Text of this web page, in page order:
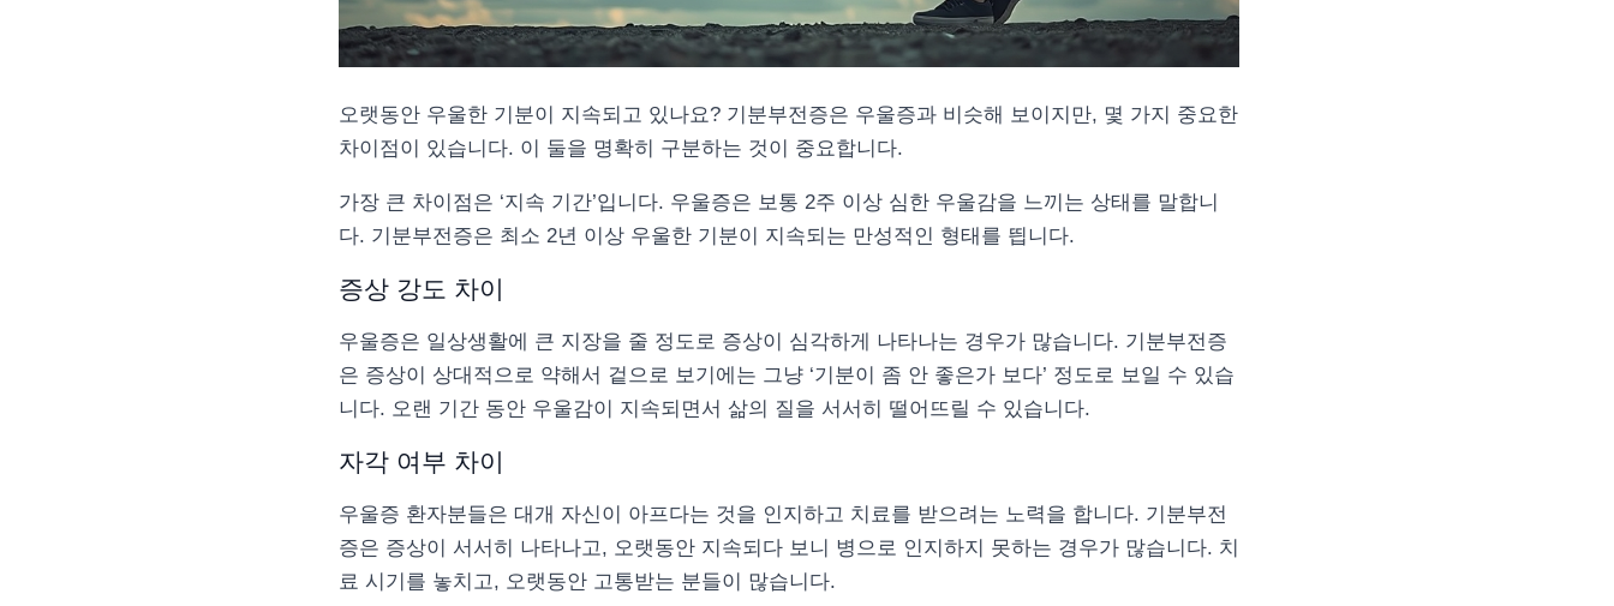
오랫동안 우울한 기분이 지속되고 있나요? 기분부전증은 우울증과 비슷해 보이지만, 몇 가지 중요한
차이점이 있습니다. 이 둘을 명확히 구분하는 것이 중요합니다.
가장 큰 차이점은 ‘지속 기간’입니다. 우울증은 보통 2주 이상 심한 우울감을 느끼는 상태를 말합니
다. 기분부전증은 최소 2년 이상 우울한 기분이 지속되는 만성적인 형태를 띕니다.
증상 강도 차이
우울증은 일상생활에 큰 지장을 줄 정도로 증상이 심각하게 나타나는 경우가 많습니다. 기분부전증
은 증상이 상대적으로 약해서 겉으로 보기에는 그냥 ‘기분이 좀 안 좋은가 보다’ 정도로 보일 수 있습
니다. 오랜 기간 동안 우울감이 지속되면서 삶의 질을 서서히 떨어뜨릴 수 있습니다.
자각 여부 차이
우울증 환자분들은 대개 자신이 아프다는 것을 인지하고 치료를 받으려는 노력을 합니다. 기분부전
증은 증상이 서서히 나타나고, 오랫동안 지속되다 보니 병으로 인지하지 못하는 경우가 많습니다. 치
료 시기를 놓치고, 오랫동안 고통받는 분들이 많습니다.